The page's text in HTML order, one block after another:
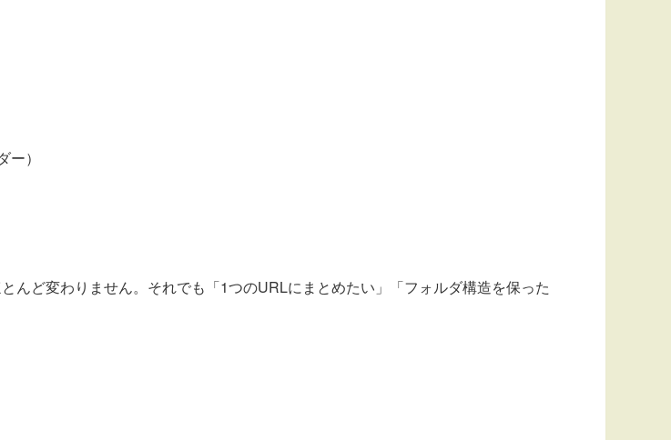
）
んど変わりません。それでも「1つのURLにまとめたい」「フォルダ構造を保った